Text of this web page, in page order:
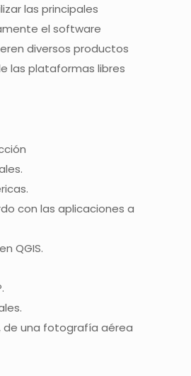
las principales
el software
diversos productos
las plataformas libres
con las aplicaciones a
QGIS.
de una fotografía aérea